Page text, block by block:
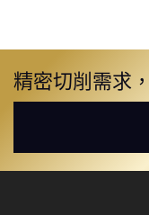
精密切削需求